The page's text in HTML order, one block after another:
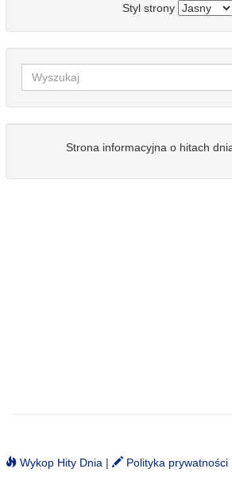
Styl strony
Strona informacyjna o hitach
Wykop Hity Dnia | Polityka prywatności